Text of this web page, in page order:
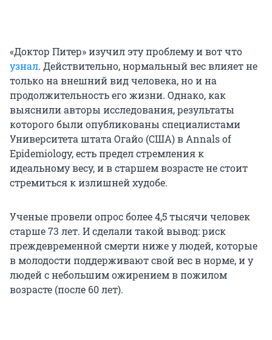
«Доктор Питер» изучил эту проблему и вот что
узнал. Действительно, нормальный вес влияет не
только на внешний вид человека, но и на
продолжительность его жизни. Однако, как
выяснили авторы исследования, результаты
которого были опубликованы специалистами
Университета штата Огайо (США) в Annals of
Epidemiology, есть предел стремления к
идеальному весу, и в старшем возрасте не стоит
стремиться к излишней худобе.
Ученые провели опрос более 4,5 тысячи человек
старше 73 лет. И сделали такой вывод: риск
преждевременной смерти ниже у людей, которые
в молодости поддерживают свой вес в норме, и у
людей с небольшим ожирением в пожилом
возрасте (после 60 лет).